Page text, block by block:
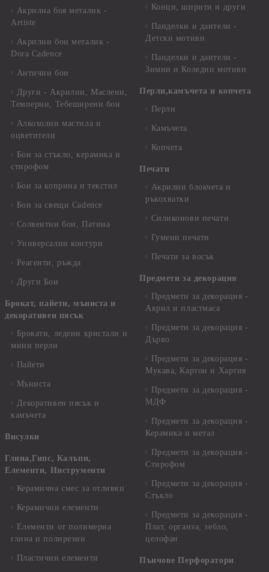
Акрилна боя металик -
Artiste
Акрилни бои металик -
Dora Cadence
Антични бои
Други - Акрилни, Маслени,
Темперни, Тебеширени бои
Алкохолни мастила и
оцветители
Бои за стъкло, керамика и
стирофом
Бои за коприна и текстил
Бои за свещи Cadence
Солвентни бои, Патина
Универсални контури
Реагенти, ръжда
Други Бои
Брокат, пайети, мъниста и
декоративен пясък
Брокати, ледени кристали и
мини перли
Пайети
Мъниста
Декоративен пясък и
камъчета
Висулки
Глина,Гипс, Калъпи,
Елементи, Инструменти
Керамична смес за отливки
Керамични елементи
Елементи от полимерна
глина и полирезин
Пластични елементи
Конци, ширити и други
Панделки и дантели -
Детски мотиви
Панделки и дантели -
Зимни и Коледни мотиви
Перли,камъчета и копчета
Перли
Камъчета
Копчета
Печати
Акрилни блокчета и
ръкохватки
Силиконови печати
Гумени печати
Печати за восък
Предмети за декорация
Предмети за декорация -
Акрил и пластмаса
Предмети за декорация -
Дърво
Предмети за декорация -
Мукава, Картон и Хартия
Предмети за декорация -
МДФ
Предмети за декорация -
Керамика и метал
Предмети за декорация -
Стирофом
Предмети за декорация -
Стъкло
Предмети за декорация -
Плат, органза, зебло,
целофан
Пънчове Перфоратори